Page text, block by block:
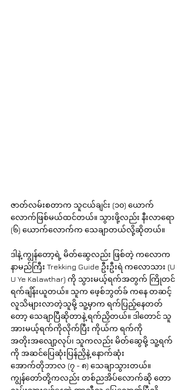
ဇာတ်လမ်းစတာက သူငယ်ချင်း (၁၀) ယောက်
လောက်ဖြစ်မယ်ထင်တယ်။ သွားဖို့လည်း နီးလာရော
(၆) ယောက်လောက်က သေချာတယ်လို့ဆိုတယ်။
ဒါနဲ့ ကျွန်တော့ရဲ့ မိတ်ဆွေလည်း ဖြစ်တဲ့ ကလောက
နာမည်ကြီး Trekking Guide ဦးဦးရဲ ကလောသား (U
U Ye Kalawthar) ကို သွားမယ့်ရက်အတွက် ကြိုတင်
ရက်ချိန်းယူတယ်။ သူက ဖေ့စ်ဘွတ်ခ် ကနေ တဆင့်
လူသိများလာတဲ့သူမို့ သူ့မှာက ရက်ပြည့်နေတတ်
တော့ သေချာပြီဆိုတာနဲ့ ရက်ညှိတယ်။ ဒါတောင် သူ
အားမယ့်ရက်ကိုလိုက်ပြီး ကိုယ်က ရက်ကို
အတိုးအလျော့လုပ်၊ သူကလည်း မိတ်ဆွေမို့ သူ့ရက်
ကို အဆင်ပြေဆုံးပြန်ညှိနဲ့ နောက်ဆုံး
အောက်တိုဘာလ (၇ - ၈) သေချာသွားတယ်။
ကျွန်တော်တို့ကလည်း တစ်ညအိပ်လောက်ဆို တော